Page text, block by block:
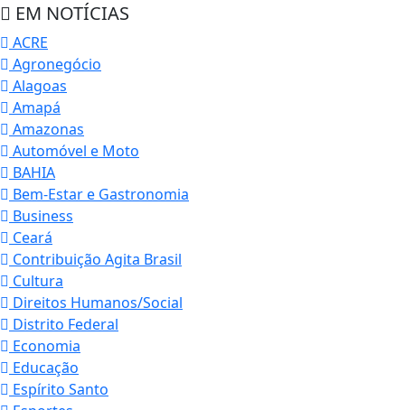
EM NOTÍCIAS
ACRE
Agronegócio
Alagoas
Amapá
Amazonas
Automóvel e Moto
BAHIA
Bem-Estar e Gastronomia
Business
Ceará
Contribuição Agita Brasil
Cultura
Direitos Humanos/Social
Distrito Federal
Economia
Educação
Espírito Santo